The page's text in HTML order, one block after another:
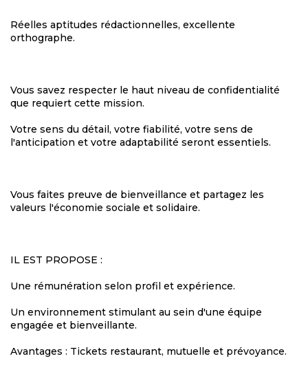
Réelles aptitudes rédactionnelles, excellente
orthographe.
Vous savez respecter le haut niveau de confidentialité
que requiert cette mission.
Votre sens du détail, votre fiabilité, votre sens de
l'anticipation et votre adaptabilité seront essentiels.
Vous faites preuve de bienveillance et partagez les
valeurs l'économie sociale et solidaire.
IL EST PROPOSE :
Une rémunération selon profil et expérience.
Un environnement stimulant au sein d'une équipe
engagée et bienveillante.
Avantages : Tickets restaurant, mutuelle et prévoyance.